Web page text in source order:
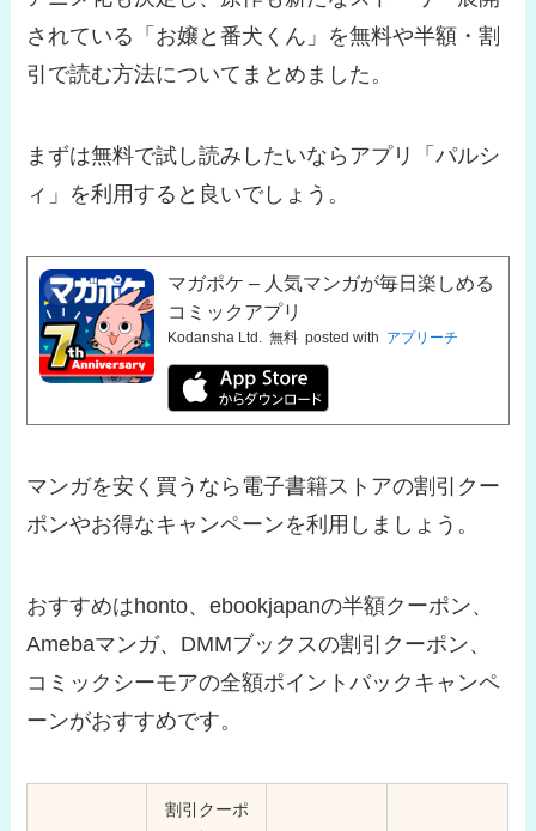
されている「お嬢と番犬くん」を無料や半額・割
引で読む方法についてまとめました。
まずは無料で試し読みしたいならアプリ「パルシ
ィ」を利用すると良いでしょう。
マガポケ – 人気マンガが毎日楽しめる
コミックアプリ
Kodansha Ltd. 無料 posted with アプリーチ
マンガを安く買うなら電子書籍ストアの割引クー
ポンやお得なキャンペーンを利用しましょう。
おすすめはhonto、ebookjapanの半額クーポン、
Amebaマンガ、DMMブックスの割引クーポン、
コミックシーモアの全額ポイントバックキャンペ
ーンがおすすめです。
割引クーポ